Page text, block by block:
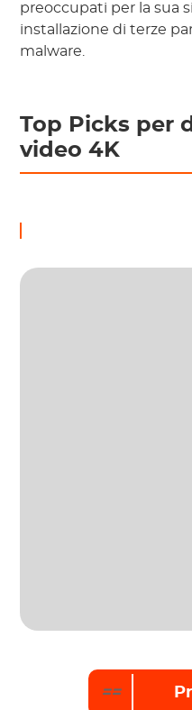
preoccupati per la sua
installazione di terze
malware.
Top Picks per
video 4K
==